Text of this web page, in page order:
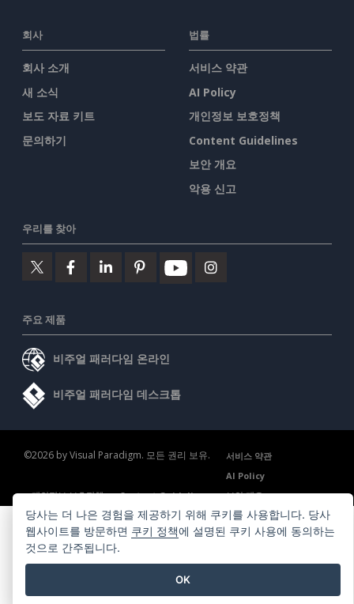
회사
회사 소개
새 소식
보도 자료 키트
문의하기
법률
서비스 약관
AI Policy
개인정보 보호정책
Content Guidelines
보안 개요
악용 신고
우리를 찾아
주요 제품
비주얼 패러다임 온라인
비주얼 패러다임 데스크톱
©2026 by Visual Paradigm. 모든 권리 보유.
서비스 약관
AI Policy
개인정보 보호정책
Content Guidelines 보안 개요
당사는 더 나은 경험을 제공하기 위해 쿠키를 사용합니다. 당사
웹사이트를 방문하면 쿠키 정책에 설명된 쿠키 사용에 동의하는
것으로 간주됩니다.
OK